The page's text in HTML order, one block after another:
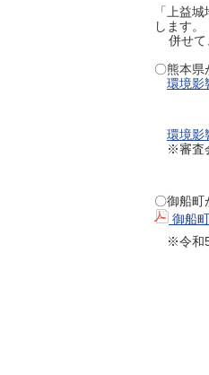
「上益
します。
併せて
〇熊本県
環境影
環境影
※審査
〇御船
御船
※令和5